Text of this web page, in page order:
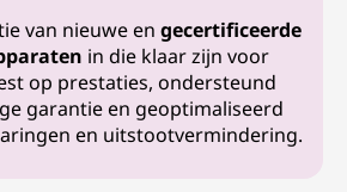
van nieuwe en gecertificeerde
in die klaar zijn voor
op prestaties, ondersteund
garantie en geoptimaliseerd
en uitstootvermindering.